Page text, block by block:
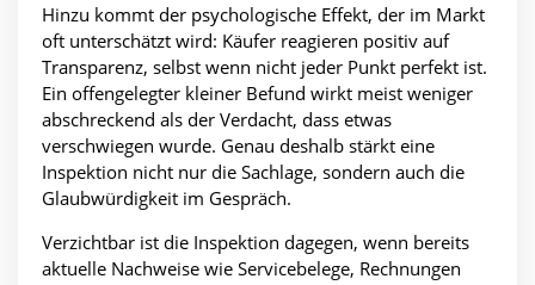
Hinzu kommt der psychologische Effekt, der im Markt
oft unterschätzt wird: Käufer reagieren positiv auf
Transparenz, selbst wenn nicht jeder Punkt perfekt ist.
Ein offengelegter kleiner Befund wirkt meist weniger
abschreckend als der Verdacht, dass etwas
verschwiegen wurde. Genau deshalb stärkt eine
Inspektion nicht nur die Sachlage, sondern auch die
Glaubwürdigkeit im Gespräch.
Verzichtbar ist die Inspektion dagegen, wenn bereits
aktuelle Nachweise wie Servicebelege, Rechnungen